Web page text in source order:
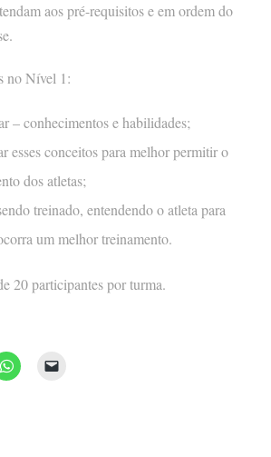
aos pré-requisitos e em ordem do
no Nível 1:
– conhecimentos e habilidades;
esses conceitos para melhor permitir o
dos atletas;
treinado, entendendo o atleta para
um melhor treinamento.
20 participantes por turma.